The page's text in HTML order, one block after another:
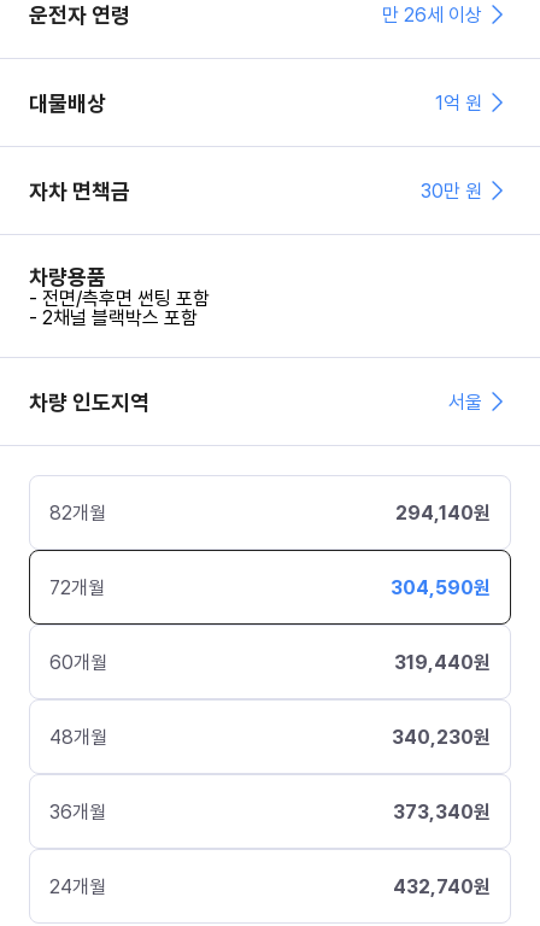
운전자 연령 만 26세 이상
대물배상 1억 원
자차 면책금 30만 원
차량용품
- 전면/측후면 썬팅 포함
- 2채널 블랙박스 포함
차량 인도지역 서울
82개월 294,140원
72개월 304,590원
60개월 319,440원
48개월 340,230원
36개월 373,340원
24개월 432,740원